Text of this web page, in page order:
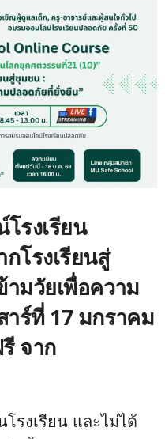
รงเรียน
โรงเรียนสู่
มวัยเพื่อความ
ร์ที่ 17 มกราคม
จาก
รงเรียน และไม่ได้